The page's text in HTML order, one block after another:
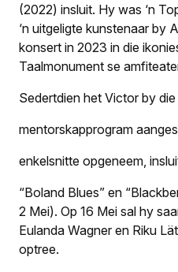
(2022) insluit. Hy was ‘n
‘n uitgeligte kunstenaar by
konsert in 2023 in die
Taalmonument se
Sedertdien het Victor by
mentorskapprogram
enkelsnitte opgeneem,
“Boland Blues” en
2 Mei). Op 16 Mei sal hy
Eulanda Wagner en Riku
optree.